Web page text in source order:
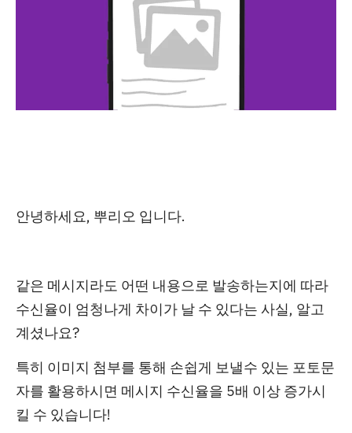
안녕하세요, 뿌리오 입니다.
같은 메시지라도 어떤 내용으로 발송하는지에 따라
수신율이 엄청나게 차이가 날 수 있다는 사실, 알고
계셨나요?
특히 이미지 첨부를 통해 손쉽게 보낼수 있는 포토문
자를 활용하시면 메시지 수신율을 5배 이상 증가시
킬 수 있습니다!